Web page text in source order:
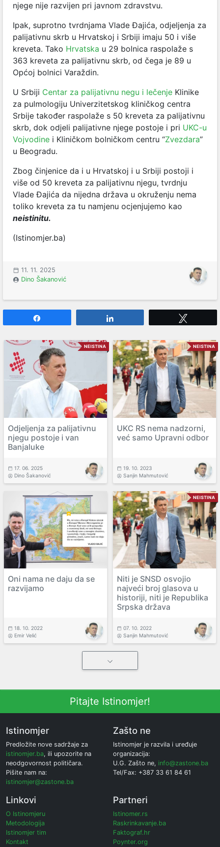
njege nije razvijen pri javnom zdravstvu.
Ipak, suprotno tvrdnjama Vlade Đajića, odjeljenja za
palijativnu skrb u Hrvatskoj i Srbiji imaju 50 i više
kreveta. Tako Hrvatska u 29 bolnica raspolaže s
363 kreveta za palijativnu skrb, od čega je 89 u
Općoj bolnici Varaždin.
U Srbiji Centar za palijativnu negu i lečenje Klinike
za pulmologiju Univerzitetskog kliničkog centra
Srbije također raspolaže s 50 kreveta za palijativnu
skrb, dok odjeli palijativne njege postoje i pri UKC-u
Vojvodine i Kliničkom bolničkom centru “Zvezdara”
u Beogradu.
Zbog činjenice da i u Hrvatskoj i u Srbiji postoji i
više od 50 kreveta za palijativnu njegu, tvrdnju
Vlade Đajića da nijedna država u okruženju nema
toliko kreveta za tu namjenu ocjenjujemo kao
neistinitu.
(Istinomjer.ba)
11. 11. 2025
Dino Šakanović
NEISTINA
Odjeljenja za palijativnu
njegu postoje i van
Banjaluke
17. 06. 2025
Dino Šakanović
NEISTINA
UKC RS nema nadzorni,
već samo Upravni odbor
19. 10. 2023
Sanjin Mahmutović
Oni nama ne daju da se
razvijamo
18. 10. 2022
Emir Velić
NEISTINA
Niti je SNSD osvojio
najveći broj glasova u
historiji, niti je Republika
Srpska država
07. 10. 2022
Sanjin Mahmutović
Pitajte Istinomjer!
Istinomjer
Predložite nove sadržaje za
istinomjer.ba, ili upozorite na
neodgovornost političara.
Pišite nam na:
istinomjer@zastone.ba
Zašto ne
Istinomjer je razvila i uređuje
organizacija:
U.G. Zašto ne, info@zastone.ba
Tel/Fax: +387 33 61 84 61
Linkovi
O Istinomjeru
Metodologija
Istinomjer tim
Kontakt
Partneri
Istinomer.rs
Raskrinkavanje.ba
Faktograf.hr
Poynter.org